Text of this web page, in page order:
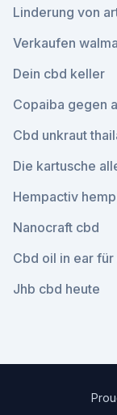
Linderung von
Verkaufen
Dein cbd keller
Copaiba gegen
Cbd unkraut
Die kartusche
Hempactiv
Nanocraft cbd
Cbd oil in ear
Jhb cbd heute